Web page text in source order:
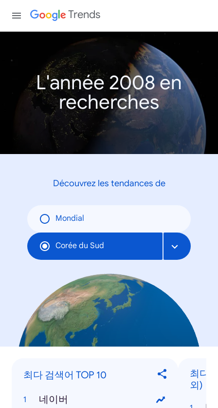
Trends
L'année 2008 en
recherches
Découvrez les tendances de
Mondial
Corée du Sud
최다 검색어 TOP 10
네이버
최다
외)